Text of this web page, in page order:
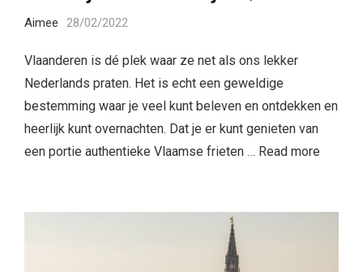
Aimee 28/02/2022
Vlaanderen is dé plek waar ze net als ons lekker
Nederlands praten. Het is echt een geweldige
bestemming waar je veel kunt beleven en ontdekken en
heerlijk kunt overnachten. Dat je er kunt genieten van
een portie authentieke Vlaamse frieten … Read more